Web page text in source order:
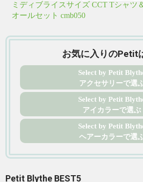
ミディブライスサイズ CCT Tシャツ
オールセット cmb050
お気に入りのPetit
Select by Petit
アクセサリーで選
Select by Petit
アイカラーで選ぶ
Select by Petit
ヘアーカラーで選
Petit Blythe BEST5